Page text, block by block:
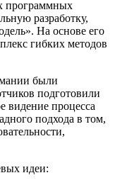
программных
разработку,
На основе его
гибких методов
были
подготовили
видение процесса
подхода в том,
идеи: